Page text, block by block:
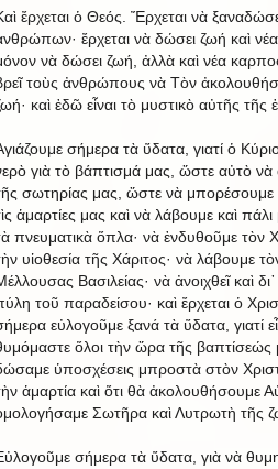
ἔρχεται ὁ Θεός. Ἔρχεται νὰ
ἔρχεται νὰ δώσει ζωή καὶ νέα
νὰ δώσει ζωή, ἀλλὰ καὶ νέα
τοὺς ἀνθρώπους νὰ Τὸν
καὶ ἐδῶ εἶναι τὸ μυστικὸ αὐτῆς τῆς
σήμερα τὰ ὕδατα, γιατί ὁ
γιὰ τὸ βάπτισμά μας, ὥστε αὐτὸ νὰ
σωτηρίας μας, ὥστε νὰ
ἁμαρτίες μας καὶ νὰ λάβουμε καὶ
πνευματικὰ ὅπλα· νὰ ἐνδυθοῦμε τὸν
υἱοθεσία τῆς Χάριτος· νὰ λάβουμε
Βασιλείας· νὰ ἀνοιχθεῖ καὶ
τοῦ παραδείσου· καὶ ἔρχεται ὁ
εὐλογοῦμε ξανά τὰ ὕδατα, γιατί
ὅλοι τὴν ὥρα τῆς
ὑποσχέσεις μπροστὰ στὸν
ἁμαρτία καὶ ὅτι θὰ ἀκολουθήσουμε
Σωτῆρα καὶ Λυτρωτὴ τῆς
σήμερα τὰ ὕδατα, γιὰ νὰ